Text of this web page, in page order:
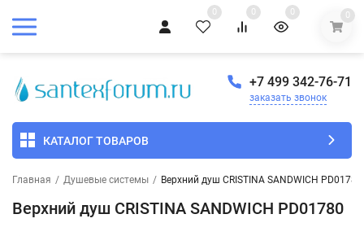
0 0 0 0
+7 499 342-76-71
заказать звонок
КАТАЛОГ ТОВАРОВ
Главная / Душевые системы / Верхний душ CRISTINA SANDWICH PD01780
Верхний душ CRISTINA SANDWICH PD01780